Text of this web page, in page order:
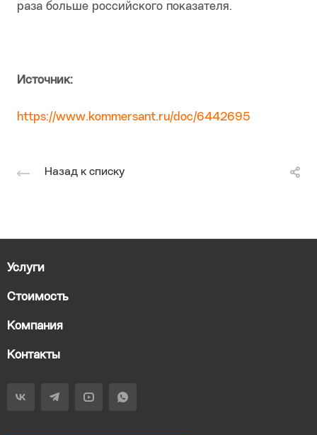
раза больше российского показателя.
Источник:
https://www.kommersant.ru/doc/6442695
Назад к списку
Услуги
Стоимость
Компания
Контакты